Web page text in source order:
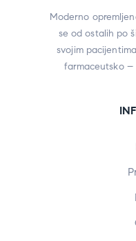
Moderno
se od ostalih po
svojim
farmaceutsko –